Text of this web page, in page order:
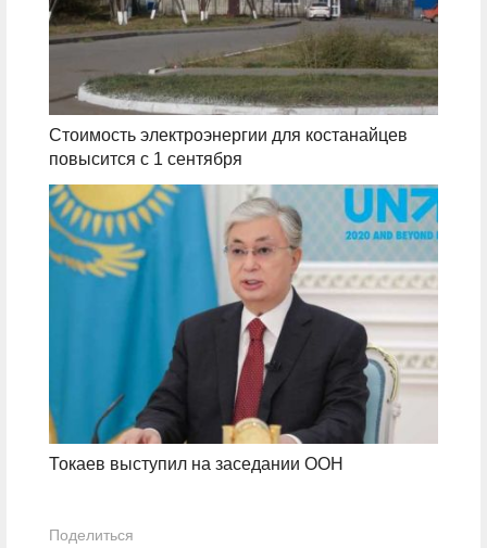
Стоимость электроэнергии для костанайцев
повысится с 1 сентября
Токаев выступил на заседании ООН
Поделиться